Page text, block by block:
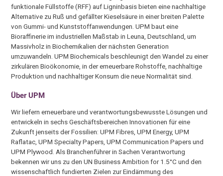
funktionale Füllstoffe (RFF) auf Ligninbasis bieten eine nachhaltige
Alternative zu Ruß und gefällter Kieselsäure in einer breiten Palette
von Gummi- und Kunststoffanwendungen. UPM baut eine
Bioraffinerie im industriellen Maßstab in Leuna, Deutschland, um
Massivholz in Biochemikalien der nächsten Generation
umzuwandeln. UPM Biochemicals beschleunigt den Wandel zu einer
zirkulären Bioökonomie, in der erneuerbare Rohstoffe, nachhaltige
Produktion und nachhaltiger Konsum die neue Normalität sind.
ÜberUPM
Wir liefern erneuerbare und verantwortungsbewusste Lösungen und
entwickeln in sechs Geschäftsbereichen Innovationen für eine
Zukunft jenseits der Fossilien: UPM Fibres, UPM Energy, UPM
Raflatac, UPM Specialty Papers, UPM Communication Papers und
UPM Plywood. Als Branchenführer in Sachen Verantwortung
bekennen wir uns zu den UN Business Ambition for 1.5°C und den
wissenschaftlich fundierten Zielen zur Eindämmung des